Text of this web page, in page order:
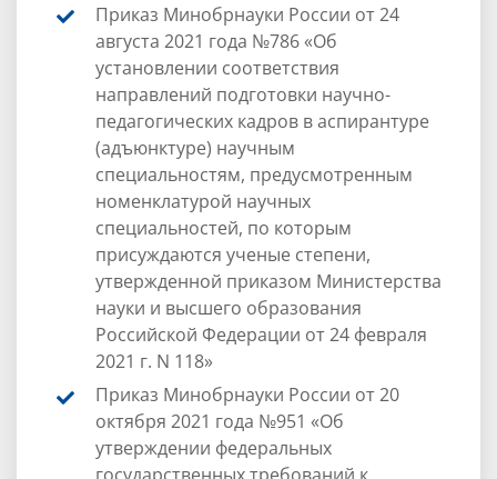
Приказ Минобрнауки России от 24
августа 2021 года №786 «Об
установлении соответствия
направлений подготовки научно-
педагогических кадров в аспирантуре
(адъюнктуре) научным
специальностям, предусмотренным
номенклатурой научных
специальностей, по которым
присуждаются ученые степени,
утвержденной приказом Министерства
науки и высшего образования
Российской Федерации от 24 февраля
2021 г. N 118»
Приказ Минобрнауки России от 20
октября 2021 года №951 «Об
утверждении федеральных